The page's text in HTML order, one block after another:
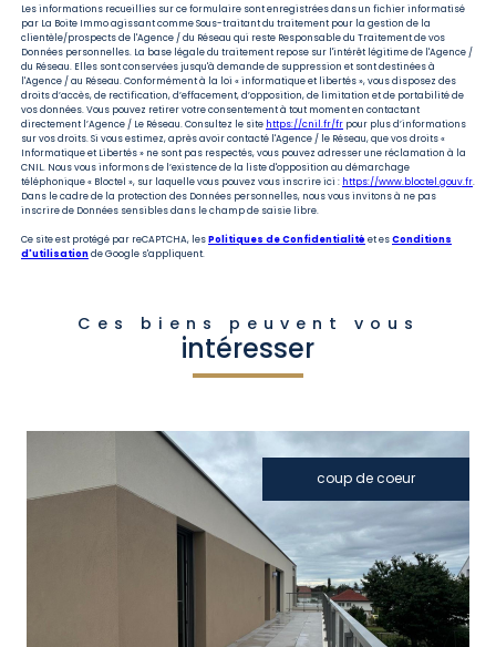
Les informations recueillies sur ce formulaire sont enregistrées dans un fichier informatisé
par La Boite Immo agissant comme Sous-traitant du traitement pour la gestion de la
clientèle/prospects de l'Agence / du Réseau qui reste Responsable du Traitement de vos
Données personnelles. La base légale du traitement repose sur l'intérêt légitime de l'Agence /
du Réseau. Elles sont conservées jusqu'à demande de suppression et sont destinées à
l'Agence / au Réseau. Conformément à la loi « informatique et libertés », vous disposez des
droits d’accès, de rectification, d’effacement, d’opposition, de limitation et de portabilité de
vos données. Vous pouvez retirer votre consentement à tout moment en contactant
directement l’Agence / Le Réseau. Consultez le site https://cnil.fr/fr pour plus d’informations
sur vos droits. Si vous estimez, après avoir contacté l'Agence / le Réseau, que vos droits «
Informatique et Libertés » ne sont pas respectés, vous pouvez adresser une réclamation à la
CNIL. Nous vous informons de l’existence de la liste d'opposition au démarchage
téléphonique « Bloctel », sur laquelle vous pouvez vous inscrire ici : https://www.bloctel.gouv.fr.
Dans le cadre de la protection des Données personnelles, nous vous invitons à ne pas
inscrire de Données sensibles dans le champ de saisie libre.
Ce site est protégé par reCAPTCHA, lesPolitiques de Confidentialitéet esConditions
d'utilisationde Google s'appliquent.
Ces biens peuvent vous
intéresser
coup de coeur
voir le bien